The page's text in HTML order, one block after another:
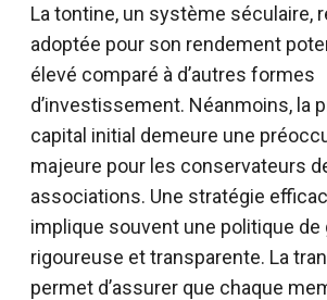
La tontine, un système séculaire,
adoptée pour son rendement
élevé comparé à d’autres formes
d’investissement. Néanmoins, la
capital initial demeure une
majeure pour les conservateurs
associations. Une stratégie
implique souvent une politique de
rigoureuse et transparente. La
permet d’assurer que chaque